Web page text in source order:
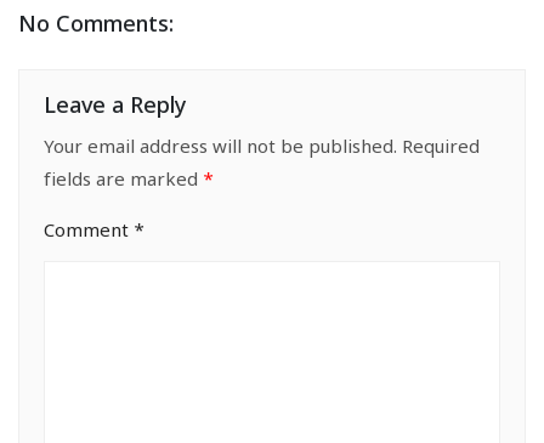
No Comments:
Leave a Reply
Your email address will not be published. Required
fields are marked *
Comment *